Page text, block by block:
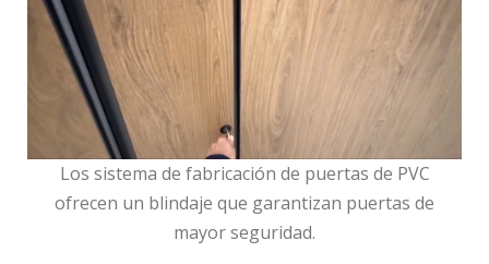
Los sistema de fabricación de puertas de PVC
ofrecen un blindaje que garantizan puertas de
mayor seguridad.